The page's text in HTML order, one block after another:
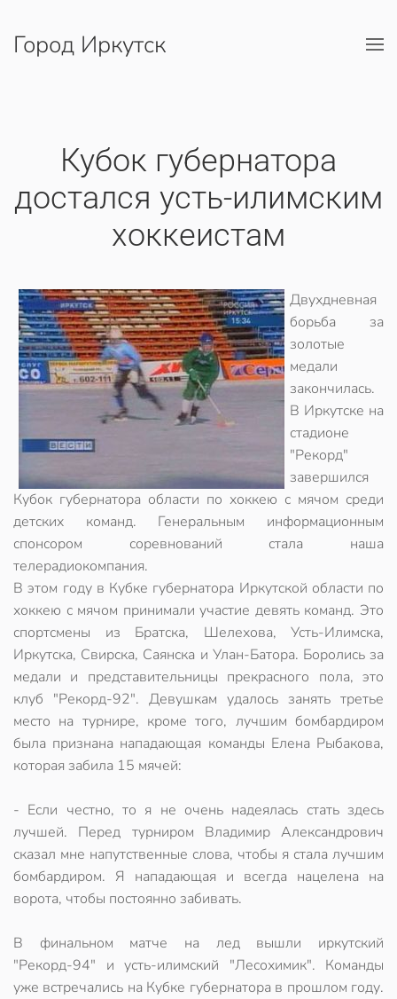
Перейти к содержимому
Город Иркутск
Кубок губернатора
достался усть-илимским
хоккеистам
Двухдневная
борьба за
золотые
медали
закончилась.
В Иркутске на
стадионе
"Рекорд"
завершился
Кубок губернатора области по хоккею с мячом среди
детских команд. Генеральным информационным
спонсором соревнований стала наша
телерадиокомпания.
В этом году в Кубке губернатора Иркутской области по
хоккею с мячом принимали участие девять команд. Это
спортсмены из Братска, Шелехова, Усть-Илимска,
Иркутска, Свирска, Саянска и Улан-Батора. Боролись за
медали и представительницы прекрасного пола, это
клуб "Рекорд-92". Девушкам удалось занять третье
место на турнире, кроме того, лучшим бомбардиром
была признана нападающая команды Елена Рыбакова,
которая забила 15 мячей:
- Если честно, то я не очень надеялась стать здесь
лучшей. Перед турниром Владимир Александрович
сказал мне напутственные слова, чтобы я стала лучшим
бомбардиром. Я нападающая и всегда нацелена на
ворота, чтобы постоянно забивать.
В финальном матче на лед вышли иркутский
"Рекорд-94" и усть-илимский "Лесохимик". Команды
уже встречались на Кубке губернатора в прошлом году.